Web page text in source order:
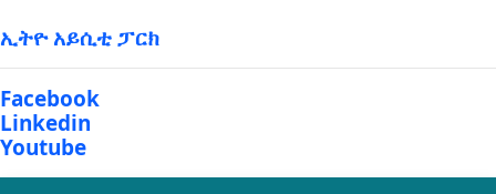
ኢትዮ አይሲቲ ፓርክ
Facebook
Linkedin
Youtube